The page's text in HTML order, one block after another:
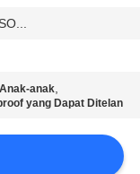
anak,
yang Dapat Ditelan